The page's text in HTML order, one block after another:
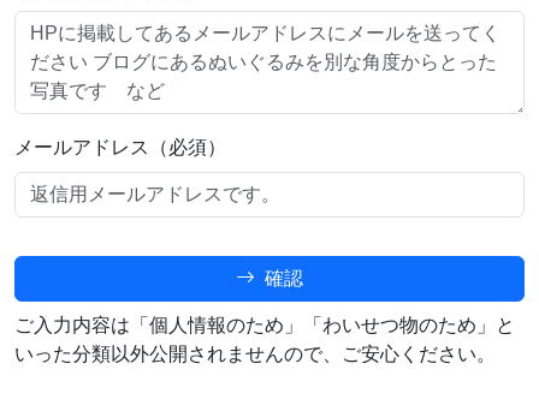
メールアドレス（必須）
確認
ご入力内容は「個人情報のため」「わいせつ物のため」と
いった分類以外公開されませんので、ご安心ください。